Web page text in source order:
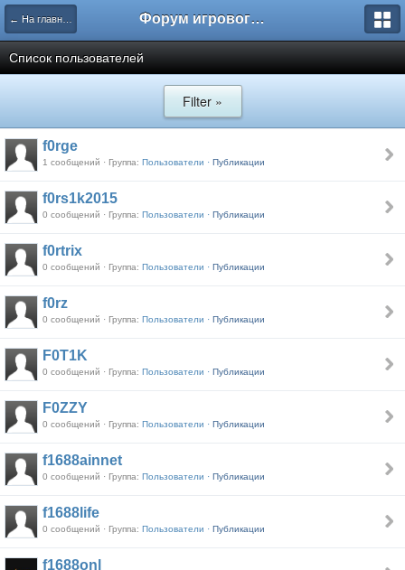
← На главную Форум игрового проекта Riverrise
Список пользователей
Filter »
f0rge
1 сообщений · Группа: Пользователи · Публикации
f0rs1k2015
0 сообщений · Группа: Пользователи · Публикации
f0rtrix
0 сообщений · Группа: Пользователи · Публикации
f0rz
0 сообщений · Группа: Пользователи · Публикации
F0T1K
0 сообщений · Группа: Пользователи · Публикации
F0ZZY
0 сообщений · Группа: Пользователи · Публикации
f1688ainnet
0 сообщений · Группа: Пользователи · Публикации
f1688life
0 сообщений · Группа: Пользователи · Публикации
f1688onl